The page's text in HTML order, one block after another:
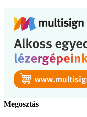
Megosztás